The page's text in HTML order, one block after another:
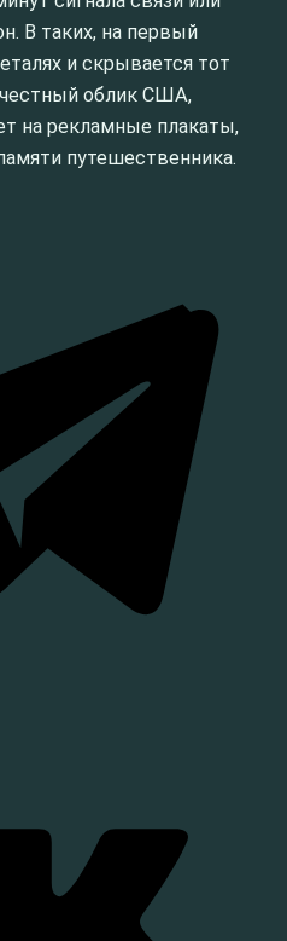
В таких, на первый
и скрывается тот
облик США,
на рекламные плакаты,
путешественника.